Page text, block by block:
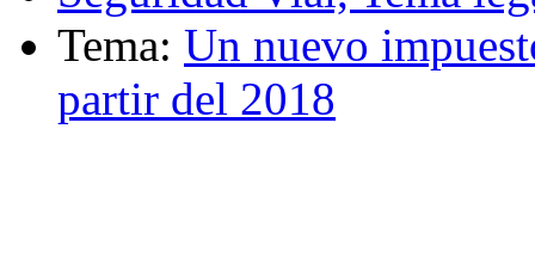
Tema: Un nuevo
partir del 2018